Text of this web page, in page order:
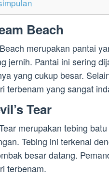
Beach
merupakan pantai
jernih. Pantai ini sering
yang cukup besar.
terbenam yang sangat
Tear
merupakan tebing
Tebing ini terkenal
besar datang.
terbenam.